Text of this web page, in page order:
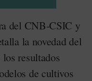
del CNB-CSIC y
la novedad del
resultados
de cultivos